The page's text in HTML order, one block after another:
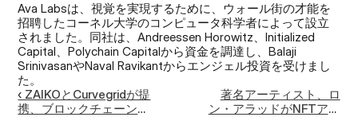
Ava Labsは、視覚を実現するために、ウォール街の才能を
招聘したコーネル大学のコンピュータ科学者によって設立
されました。同社は、Andreessen Horowitz、Initialized
Capital、Polychain Capitalから資金を調達し、Balaji
SrinivasanやNaval Ravikantからエンジェル投資を受けまし
た。
‹ ZAIKOとCurvegridが提
携、ブロックチェーン活
著名アーティスト、ロ
ン・アラッドがNFTアー